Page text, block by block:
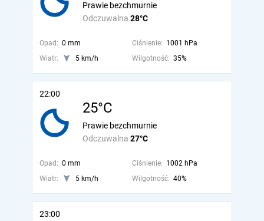
Odczuwalna 28°C
Prawie bezchmurnie
Opad: 0 mm Ciśnienie: 1001 hPa
Wiatr:
5 km/h Wilgotność: 35%
22:00
25°C
Odczuwalna 27°C
Prawie bezchmurnie
Opad: 0 mm Ciśnienie: 1002 hPa
Wiatr:
5 km/h Wilgotność: 40%
23:00